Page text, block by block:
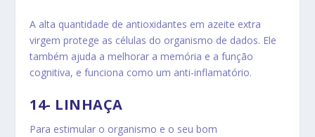
A alta quantidade de antioxidantes em azeite extra
virgem protege as células do organismo de dados. Ele
também ajuda a melhorar a memória e a função
cognitiva, e funciona como um anti-inflamatório.
14- LINHAÇA
Para estimular o organismo e o seu bom